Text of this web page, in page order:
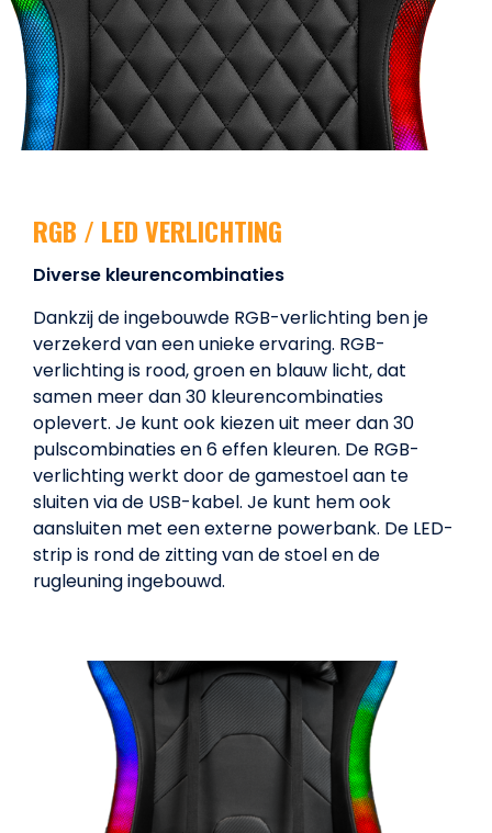
RGB / LED VERLICHTING
Diverse kleurencombinaties
Dankzij de ingebouwde RGB-verlichting ben je
verzekerd van een unieke ervaring. RGB-
verlichting is rood, groen en blauw licht, dat
samen meer dan 30 kleurencombinaties
oplevert. Je kunt ook kiezen uit meer dan 30
pulscombinaties en 6 effen kleuren. De RGB-
verlichting werkt door de gamestoel aan te
sluiten via de USB-kabel. Je kunt hem ook
aansluiten met een externe powerbank. De LED-
strip is rond de zitting van de stoel en de
rugleuning ingebouwd.